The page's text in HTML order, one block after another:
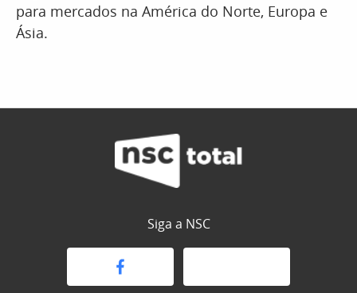
para mercados na América do Norte, Europa e
Ásia.
Siga a NSC